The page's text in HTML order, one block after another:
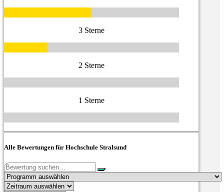
3 Sterne
2 Sterne
1 Sterne
Alle Bewertungen für Hochschule Stralsund